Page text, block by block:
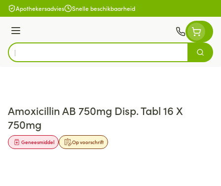
Ga naar de inhoud
Apothekersadvies Snelle beschikbaarheid
Menu
Product, merk, categorie...
Zoek
Amoxicillin AB 750mg Disp. Tabl 16 X
750mg
Op voorschrift
Geneesmiddel